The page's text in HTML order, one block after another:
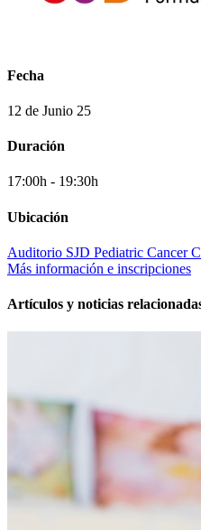
Fecha
12 de Junio 25
Duración
17:00h - 19:30h
Ubicación
Auditorio SJD Pediatric Cancer
Más información e inscripciones
Artículos y noticias